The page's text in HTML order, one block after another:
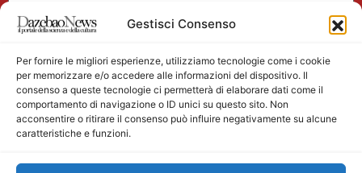
Gestisci Consenso
Per fornire le migliori esperienze, utilizziamo tecnologie come i cookie
per memorizzare e/o accedere alle informazioni del dispositivo. Il
consenso a queste tecnologie ci permetterà di elaborare dati come il
comportamento di navigazione o ID unici su questo sito. Non
acconsentire o ritirare il consenso può influire negativamente su alcune
caratteristiche e funzioni.
Nome
Main partner